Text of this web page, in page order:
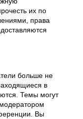
их по
права
больше не
в
Темы могут
Вы